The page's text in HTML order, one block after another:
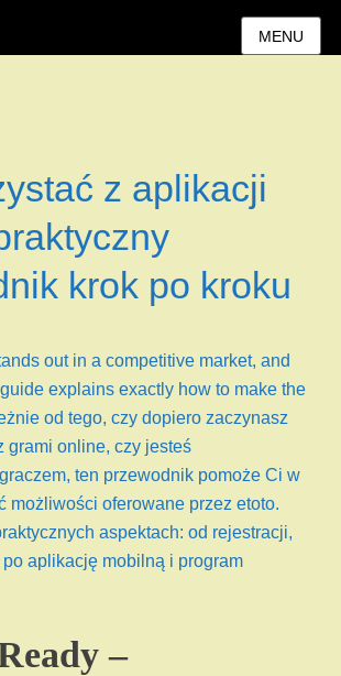
MENU
z aplikacji
krok po kroku
out in a competitive market, and
explains exactly how to make the
od tego, czy dopiero zaczynasz
grami online, czy jesteś
ten przewodnik pomoże Ci w
możliwości oferowane przez etoto.
aspektach: od rejestracji,
aplikację mobilną i program
–